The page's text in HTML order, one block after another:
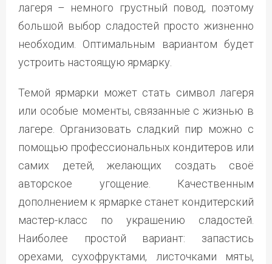
лагеря – немного грустный повод, поэтому
большой выбор сладостей просто жизненно
необходим. Оптимальным вариантом будет
устроить настоящую ярмарку.
Темой ярмарки может стать символ лагеря
или особые моменты, связанные с жизнью в
лагере. Организовать сладкий пир можно с
помощью профессиональных кондитеров или
самих детей, желающих создать своё
авторское угощение. Качественным
дополнением к ярмарке станет кондитерский
мастер-класс по украшению сладостей.
Наиболее простой вариант: запастись
орехами, сухофруктами, листочками мяты,